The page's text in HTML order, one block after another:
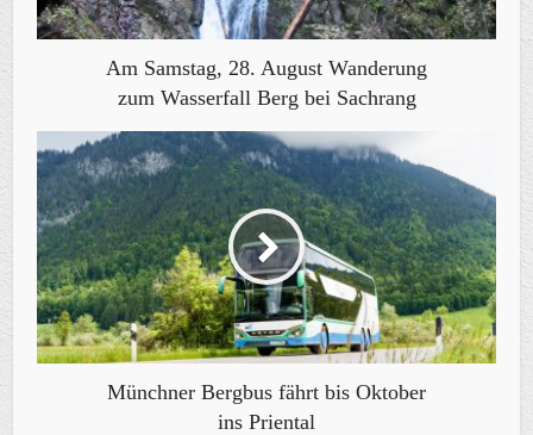
Am Samstag, 28. August Wanderung
zum Wasserfall Berg bei Sachrang
Münchner Bergbus fährt bis Oktober
ins Priental